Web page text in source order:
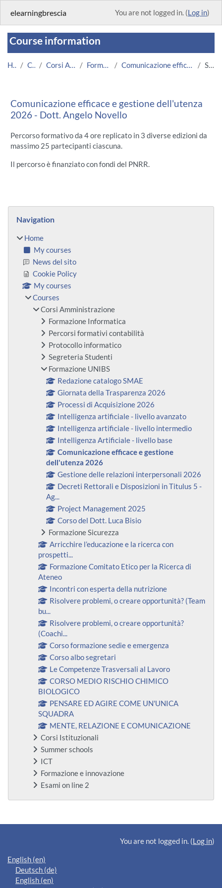
elearningbrescia You are not logged in. (Log in)
Course information
Home Courses Corsi Amministrazione Formazione UNIBS Comunicazione efficace e gestione dell'utenza 2026 Summary
Comunicazione efficace e gestione dell'utenza
2026 - Dott. Angelo Novello
Percorso formativo da 4 ore replicato in 3 diverse edizioni da
massimo 25 partecipanti ciascuna.
Il percorso è finanziato con fondi del PNRR.
Blocks
Navigation
Home
My courses
News del sito
Cookie Policy
My courses
Courses
Corsi Amministrazione
Formazione Informatica
Percorsi formativi contabilità
Protocollo informatico
Segreteria Studenti
Formazione UNIBS
Redazione catalogo SMAE
Giornata della Trasparenza 2026
Processi di Acquisizione 2026
Intelligenza artificiale - livello avanzato
Intelligenza artificiale - livello intermedio
Intelligenza Artificiale - livello base
Comunicazione efficace e gestione
dell'utenza 2026
Gestione delle relazioni interpersonali 2026
Decreti Rettorali e Disposizioni in Titulus 5 -
Ag...
Project Management 2025
Corso del Dott. Luca Bisio
Formazione Sicurezza
Arricchire l’educazione e la ricerca con
prospetti...
Formazione Comitato Etico per la Ricerca di
Ateneo
Incontri con esperta della nutrizione
Risolvere problemi, o creare opportunità? (Team
bu...
Risolvere problemi, o creare opportunità?
(Coachi...
Corso formazione sedie e emergenza
Corso albo segretari
Le Competenze Trasversali al Lavoro
CORSO MEDIO RISCHIO CHIMICO
BIOLOGICO
PENSARE ED AGIRE COME UN'UNICA
SQUADRA
MENTE, RELAZIONE E COMUNICAZIONE
Corsi Istituzionali
Summer schools
ICT
Formazione e innovazione
Esami on line 2
Supplementary blocks
You are not logged in. (Log in)
English ‎(en)‎
Deutsch ‎(de)‎
English ‎(en)‎